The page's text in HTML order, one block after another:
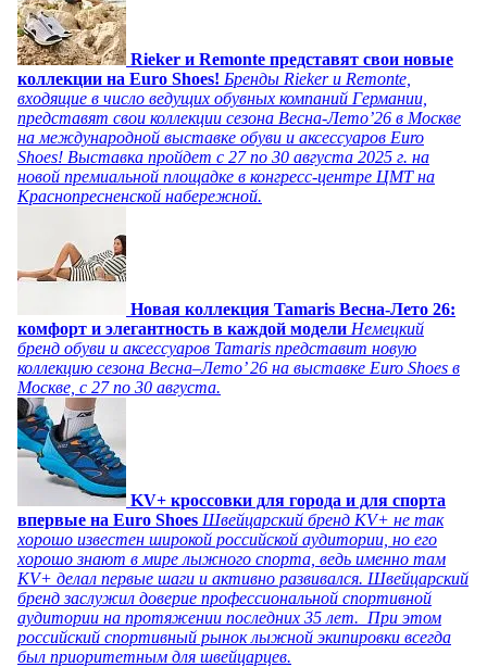
Rieker и Remonte представят свои новые
коллекции на Euro Shoes! Бренды Rieker и Remonte,
входящие в число ведущих обувных компаний Германии,
представят свои коллекции сезона Весна-Лето’26 в Москве
на международной выставке обуви и аксессуаров Euro
Shoes! Выставка пройдет c 27 по 30 августа 2025 г. на
новой премиальной площадке в конгресс-центре ЦМТ на
Краснопресненской набережной.
Новая коллекция Tamaris Весна-Лето 26:
комфорт и элегантность в каждой модели Немецкий
бренд обуви и аксессуаров Tamaris представит новую
коллекцию сезона Весна–Лето’ 26 на выставке Euro Shoes в
Москве, с 27 по 30 августа.
KV+ кроссовки для города и для спорта
впервые на Euro Shoes Швейцарский бренд KV+ не так
хорошо известен широкой российской аудитории, но его
хорошо знают в мире лыжного спорта, ведь именно там
KV+ делал первые шаги и активно развивался. Швейцарский
бренд заслужил доверие профессиональной спортивной
аудитории на протяжении последних 35 лет. При этом
российский спортивный рынок лыжной экипировки всегда
был приоритетным для швейцарцев.